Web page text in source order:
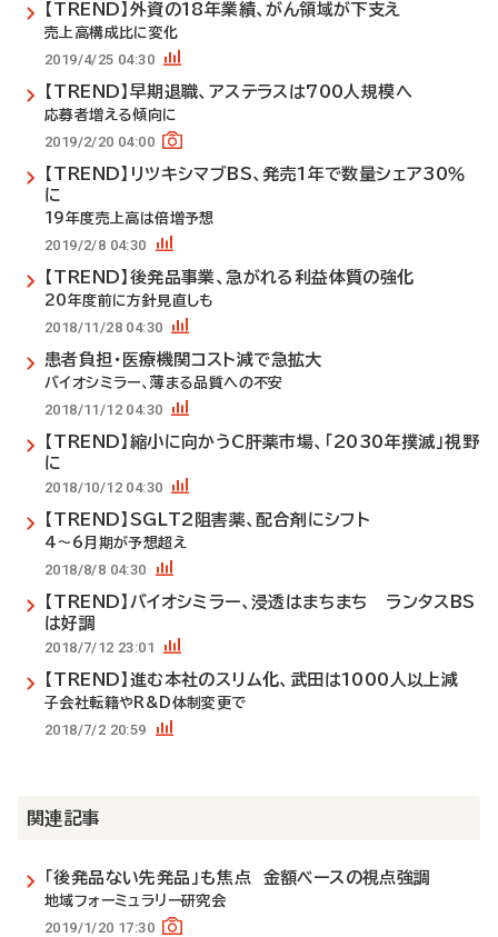
【TREND】外資の18年業績、がん領域が下支え
売上高構成比に変化
2019/4/25 04:30
【TREND】早期退職、アステラスは700人規模へ
応募者増える傾向に
2019/2/20 04:00
【TREND】リツキシマブBS、発売1年で数量シェア30％
に
19年度売上高は倍増予想
2019/2/8 04:30
【TREND】後発品事業、急がれる利益体質の強化
20年度前に方針見直しも
2018/11/28 04:30
患者負担・医療機関コスト減で急拡大
バイオシミラー、薄まる品質への不安
2018/11/12 04:30
【TREND】縮小に向かうC肝薬市場、「2030年撲滅」視野
に
2018/10/12 04:30
【TREND】SGLT2阻害薬、配合剤にシフト
4～6月期が予想超え
2018/8/8 04:30
【TREND】バイオシミラー、浸透はまちまち ランタスBS
は好調
2018/7/12 23:01
【TREND】進む本社のスリム化、武田は1000人以上減
子会社転籍やR&D体制変更で
2018/7/2 20:59
関連記事
「後発品ない先発品」も焦点 金額ベースの視点強調
地域フォーミュラリー研究会
2019/1/20 17:30